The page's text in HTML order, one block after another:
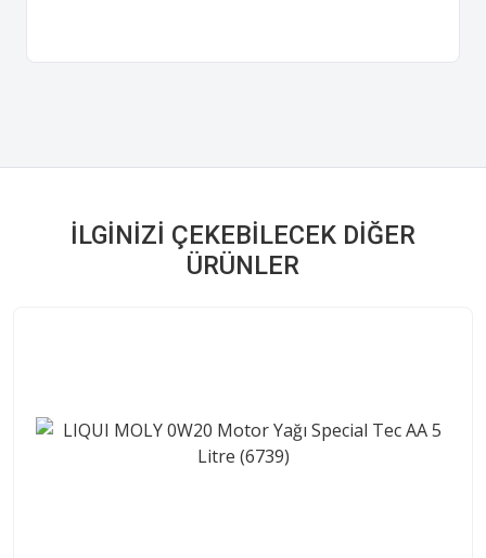
İLGINIZI ÇEKEBILECEK DIĞER
ÜRÜNLER